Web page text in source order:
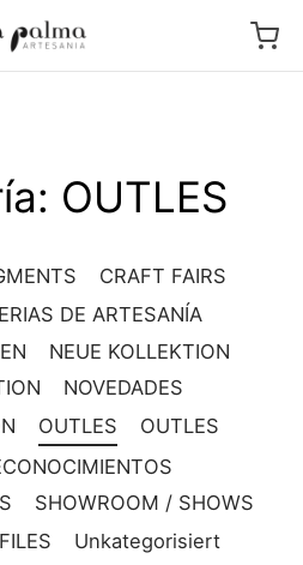
OUTLES
CRAFT FAIRS
DE ARTESANÍA
NEUE KOLLEKTION
NOVEDADES
OUTLES
OUTLES
SHOWROOM / SHOWS
Unkategorisiert